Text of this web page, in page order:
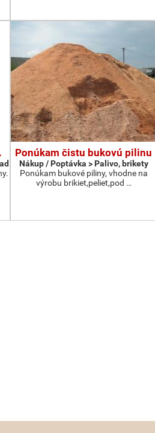
Ponúkam čistu bukovú pilinu
Nákup / Poptávka > Palivo, brikety
Ponúkam bukové piliny, vhodne na
výrobu brikiet,peliet,pod …